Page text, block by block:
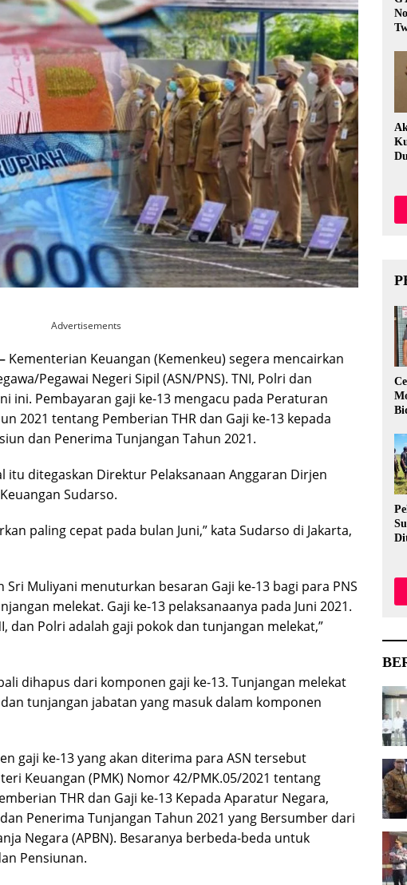
Advertisements
Kementerian Keuangan (Kemenkeu) segera mencairkan
Pegawai Negeri Sipil (ASN/PNS). TNI, Polri dan
ini. Pembayaran gaji ke-13 mengacu pada Peraturan
2021 tentang Pemberian THR dan Gaji ke-13 kepada
dan Penerima Tunjangan Tahun 2021.
itu ditegaskan Direktur Pelaksanaan Anggaran Dirjen
Sudarso.
paling cepat pada bulan Juni,” kata Sudarso di Jakarta,
Muliyani menuturkan besaran Gaji ke-13 bagi para PNS
melekat. Gaji ke-13 pelaksanaanya pada Juni 2021.
dan Polri adalah gaji pokok dan tunjangan melekat,”
dihapus dari komponen gaji ke-13. Tunjangan melekat
tunjangan jabatan yang masuk dalam komponen
gaji ke-13 yang akan diterima para ASN tersebut
Keuangan (PMK) Nomor 42/PMK.05/2021 tentang
THR dan Gaji ke-13 Kepada Aparatur Negara,
Penerima Tunjangan Tahun 2021 yang Bersumber dari
Negara (APBN). Besaranya berbeda-beda untuk
Pensiunan.